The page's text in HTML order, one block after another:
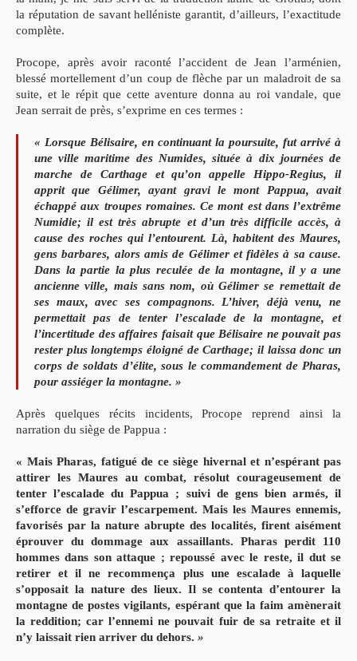
la réputation de savant helléniste garantit, d’ailleurs, l’exactitude
complète.
Procope, après avoir raconté l’accident de Jean l’arménien,
blessé mortellement d’un coup de flèche par un maladroit de sa
suite, et le répit que cette aventure donna au roi vandale, que
Jean serrait de près, s’exprime en ces termes :
« Lorsque Bélisaire, en continuant la poursuite, fut arrivé à
une ville maritime des Numides, située à dix journées de
marche de Carthage et qu’on appelle Hippo-Regius, il
apprit que Gélimer, ayant gravi le mont Pappua, avait
échappé aux troupes romaines. Ce mont est dans l’extrême
Numidie; il est très abrupte et d’un très difficile accès, à
cause des roches qui l’entourent. Là, habitent des Maures,
gens barbares, alors amis de Gélimer et fidèles à sa cause.
Dans la partie la plus reculée de la montagne, il y a une
ancienne ville, mais sans nom, où Gélimer se remettait de
ses maux, avec ses compagnons. L’hiver, déjà venu, ne
permettait pas de tenter l’escalade de la montagne, et
l’incertitude des affaires faisait que Bélisaire ne pouvait pas
rester plus longtemps éloigné de Carthage; il laissa donc un
corps de soldats d’élite, sous le commandement de Pharas,
pour assiéger la montagne. »
Après quelques récits incidents, Procope reprend ainsi la
narration du siège de Pappua :
« Mais Pharas, fatigué de ce siège hivernal et n’espérant pas
attirer les Maures au combat, résolut courageusement de
tenter l’escalade du Pappua ; suivi de gens bien armés, il
s’efforce de gravir l’escarpement. Mais les Maures ennemis,
favorisés par la nature abrupte des localités, firent aisément
éprouver du dommage aux assaillants. Pharas perdit 110
hommes dans son attaque ; repoussé avec le reste, il dut se
retirer et il ne recommença plus une escalade à laquelle
s’opposait la nature des lieux. Il se contenta d’entourer la
montagne de postes vigilants, espérant que la faim amènerait
la reddition; car l’ennemi ne pouvait fuir de sa retraite et il
n’y laissait rien arriver du dehors. »